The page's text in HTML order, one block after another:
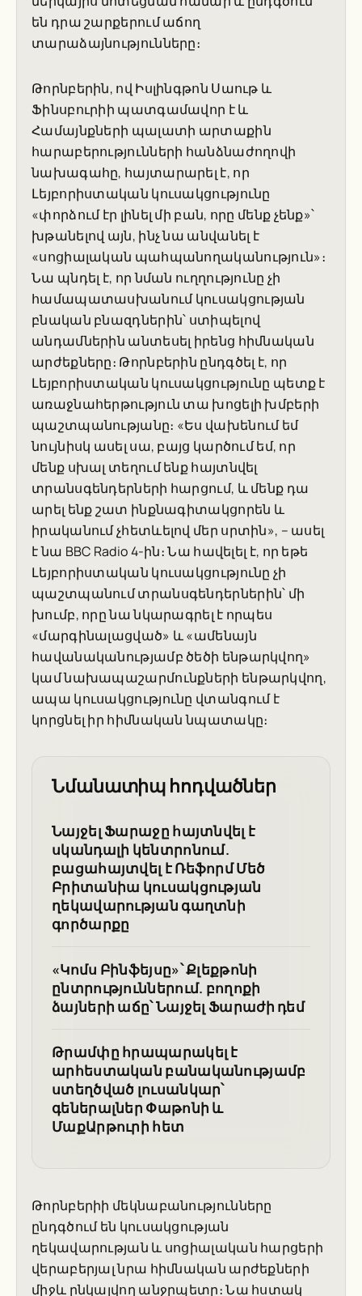
են դրա շարքերում աճող
տարաձայնությունները։
Թորնբերին, ով Իսլինգթոն Սաութ և
Ֆինսբուրիի պատգամավոր է և
Համայնքների պալատի արտաքին
հարաբերությունների հանձնաժողովի
նախագահը, հայտարարել է, որ
Լեյբորիստական կուսակցությունը
«փորձում էր լինել մի բան, որը մենք չենք»՝
խթանելով այն, ինչ նա անվանել է
«սոցիալական պահպանողականություն»։
Նա պնդել է, որ նման ուղղությունը չի
համապատասխանում կուսակցության
բնական բնազդներին՝ ստիպելով
անդամներին անտեսել իրենց հիմնական
արժեքները։ Թորնբերին ընդգծել է, որ
Լեյբորիստական կուսակցությունը պետք է
առաջնահերթություն տա խոցելի խմբերի
պաշտպանությանը։ «Ես վախենում եմ
նույնիսկ ասել սա, բայց կարծում եմ, որ
մենք սխալ տեղում ենք հայտնվել
տրանսգենդերների հարցում, և մենք դա
արել ենք շատ ինքնագիտակցորեն և
իրականում չհետևելով մեր սրտին», – ասել
է նա BBC Radio 4-ին։ Նա հավելել է, որ եթե
Լեյբորիստական կուսակցությունը չի
պաշտպանում տրանսգենդերներին՝ մի
խումբ, որը նա նկարագրել է որպես
«մարգինալացված» և «ամենայն
հավանականությամբ ծեծի ենթարկվող»
կամ նախապաշարմունքների ենթարկվող,
ապա կուսակցությունը վտանգում է
կորցնել իր հիմնական նպատակը։
Նմանատիպ հոդվածներ
Նայջել Ֆարաջը հայտնվել է
սկանդալի կենտրոնում.
բացահայտվել է Ռեֆորմ Մեծ
Բրիտանիա կուսակցության
ղեկավարության գաղտնի
գործարքը
«Կոմս Բինֆեյսը»՝ Քլեքթոնի
ընտրություններում. բողոքի
ձայների աճը՝ Նայջել Ֆարաժի դեմ
Թրամփը հրապարակել է
արհեստական բանականությամբ
ստեղծված լուսանկար՝
գեներալներ Փաթոնի և
ՄաքԱրթուրի հետ
Թորնբերիի մեկնաբանությունները
ընդգծում են կուսակցության
ղեկավարության և սոցիալական հարցերի
վերաբերյալ նրա հիմնական արժեքների
միջև ընկալվող անջրպետը։ Նա հստակ